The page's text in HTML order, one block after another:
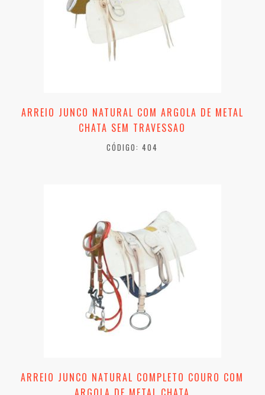
ARREIO JUNCO NATURAL COM ARGOLA DE METAL
CHATA SEM TRAVESSAO
CÓDIGO: 404
ARREIO JUNCO NATURAL COMPLETO COURO COM